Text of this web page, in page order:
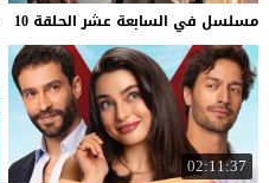
مسلسل في السابعة عشر الحلقة 10
02:11:37